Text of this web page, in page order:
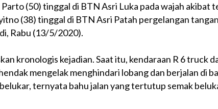
(50) tinggal di BTN Asri Luka pada wajah akibat
(38) tinggal di BTN Asri Patah pergelangan
Rabu (13/5/2020).
kronologis kejadian. Saat itu, kendaraan R 6 truck
mengelak menghindari lobang dan berjalan di
ternyata bahu jalan yang tertutup semak